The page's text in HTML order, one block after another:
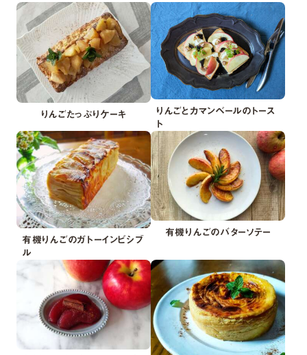
りんごたっぷりケーキ
りんごとカマンベールのトース
ト
有機りんごのガトーインビシブ
ル
有機りんごのバターソテー